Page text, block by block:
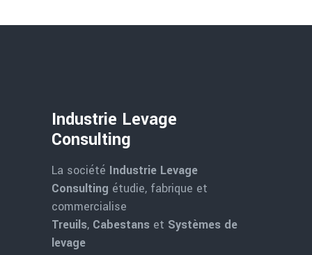
Industrie Levage
Consulting
La société Industrie Levage
Consulting étudie, fabrique et
commercialise
Treuils, Cabestans et Systèmes de
levage